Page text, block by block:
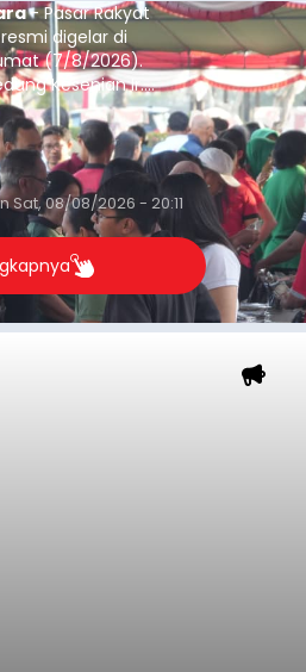
- Pasar Rakyat
digelar di
(7/8/2026).
Kesenian Ir.
pemberdayaan
aksi sosial tersebut
dan mencatat nilai
Sat, 08/08/2026 - 20:11